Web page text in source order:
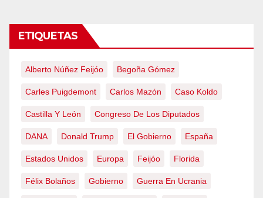
ETIQUETAS
Alberto Núñez Feijóo Begoña Gómez
Carles Puigdemont Carlos Mazón Caso Koldo
Castilla Y León Congreso De Los Diputados
DANA Donald Trump El Gobierno España
Estados Unidos Europa Feijóo Florida
Félix Bolaños Gobierno Guerra En Ucrania